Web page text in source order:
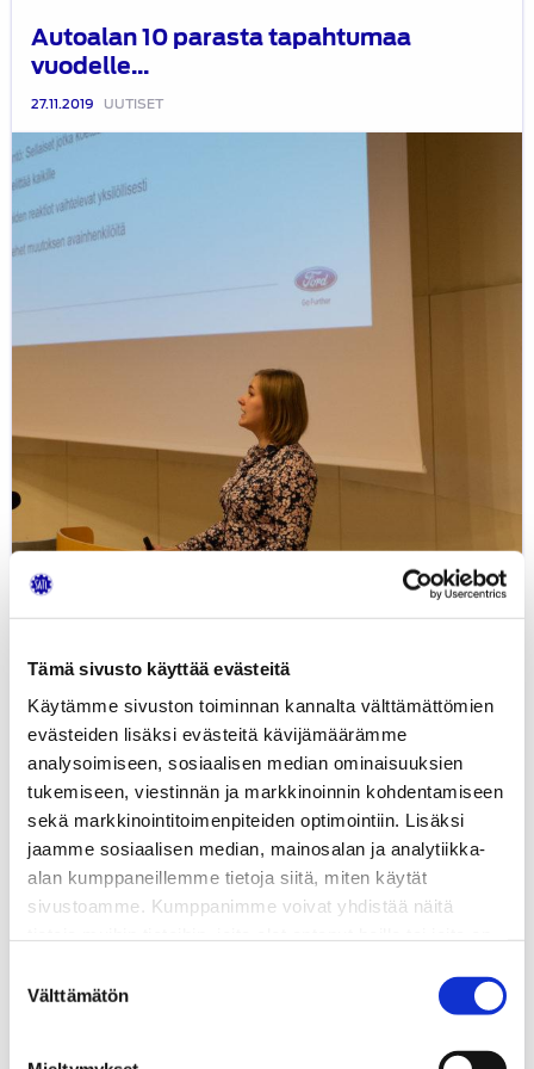
Tämä sivusto käyttää evästeitä
Käytämme sivuston toiminnan kannalta välttämättömien
evästeiden lisäksi evästeitä kävijämäärämme
analysoimiseen, sosiaalisen median ominaisuuksien
tukemiseen, viestinnän ja markkinoinnin kohdentamiseen
sekä markkinointitoimenpiteiden optimointiin. Lisäksi
jaamme sosiaalisen median, mainosalan ja analytiikka-
alan kumppaneillemme tietoja siitä, miten käytät
sivustoamme. Kumppanimme voivat yhdistää näitä
valinta
Välttämätön
Autoalan 10 parasta tapahtumaa
vuodelle...
27.11.2019 UUTISET
Autoalan insinöörityögaala 2019
5.11.2019 MEDIATIEDOTTEET
Autoalan
insinöörityögaala
2019
FISITA
Travel
Bursary
matka-
apurahahaku